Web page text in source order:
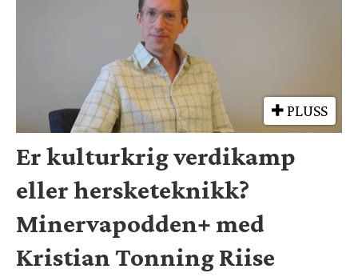
PLUSS
Er kulturkrig verdikamp
eller hersketeknikk?
Minervapodden+ med
Kristian Tonning Riise